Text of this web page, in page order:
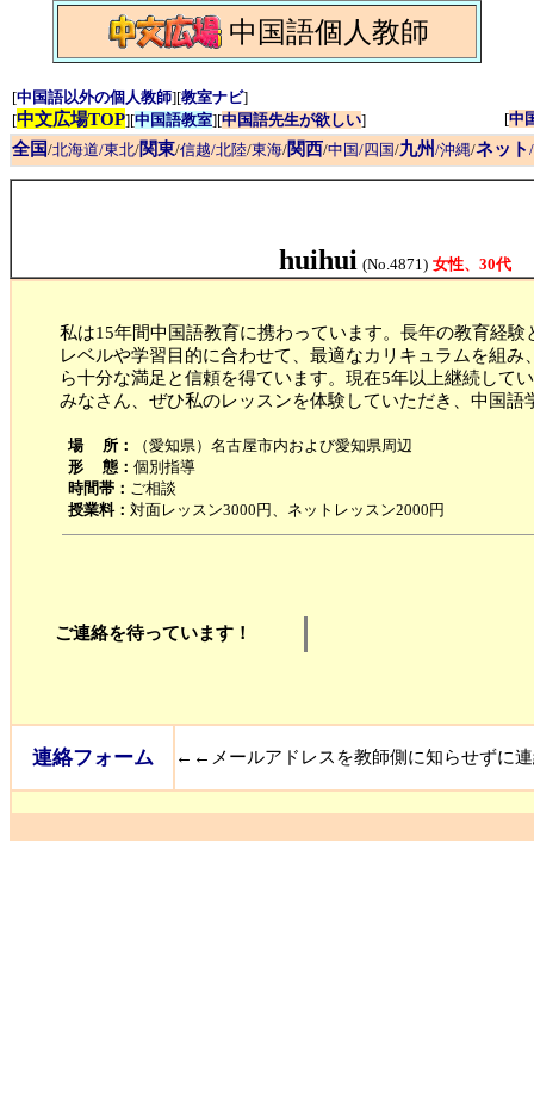
中国語個人教師
[中国語以外の個人教師][教室ナビ]
[中文広場TOP][中国語教室][中国語先生が欲しい] [中
全国/北海道/東北/関東/信越/北陸/東海/関西/中国/四国/九州/沖縄/ネット
huihui (No.4871) 女性、30代
私は15年間中国語教育に携わっています。長年の教育経
レベルや学習目的に合わせて、最適なカリキュラムを組
ら十分な満足と信頼を得ています。現在5年以上継続して
みなさん、ぜひ私のレッスンを体験していただき、中国語
場 所：
（愛知県）名古屋市内および愛知県周辺
形 態： 個別指導
時間帯： ご相談
授業料： 対面レッスン3000円、ネットレッスン2000円
ご連絡を待っています！
連絡フォーム ←←メールアドレスを教師側に知らせずに